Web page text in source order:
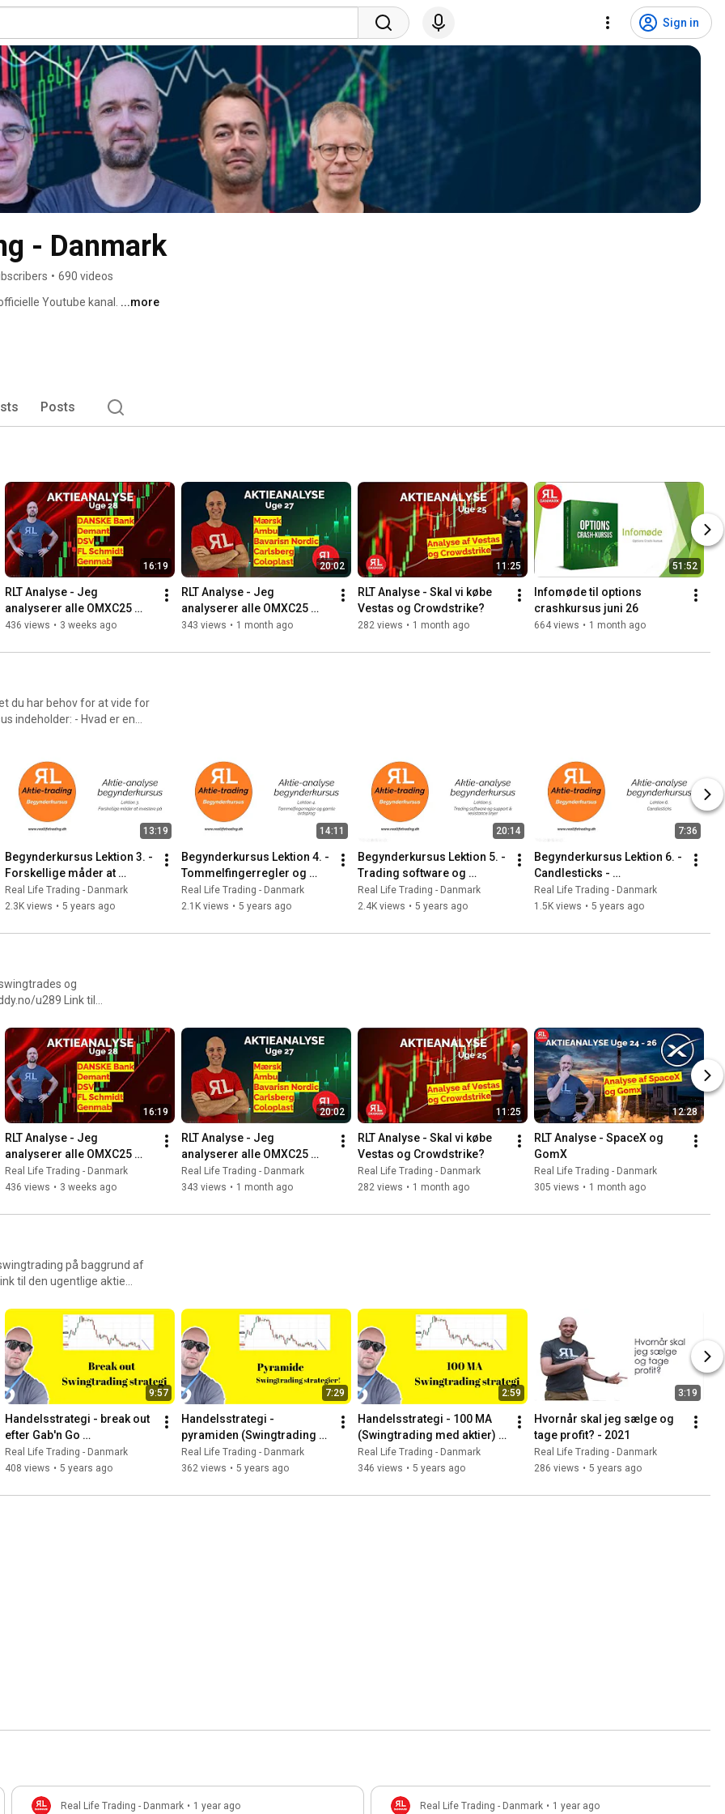
Sign in
- Danmark
• 690 videos
Youtube kanal. ...more
Posts
16:19
RLT Analyse - Jeg
analyserer alle OMXC25
aktierne i Juli!
436 views • 3 weeks ago
20:02
RLT Analyse - Jeg
analyserer alle OMXC25
aktierne i Juli!
343 views • 1 month ago
11:25
RLT Analyse - Skal vi købe
Vestas og Crowdstrike?
282 views • 1 month ago
51:52
Infomøde til options
crashkursus juni 26
664 views • 1 month ago
du har behov for at vide for
indeholder: - Hvad er en
Trapped og
penge og hvornår skal
ordrer i din børsmægler -
brokere - Tradingplanen
opnået på baggrund af
13:19
Begynderkursus Lektion 3. -
Forskellige måder at
investere på -
reallifetrading.dk
Real Life Trading - Danmark
2.3K views • 5 years ago
14:11
Begynderkursus Lektion 4. -
Tommelfingerregler og
ordsprog -
reallifetrading.dk
Real Life Trading - Danmark
2.1K views • 5 years ago
20:14
Begynderkursus Lektion 5. -
Trading software og
Support & Resistancelinjer -
reallifetrading.dk
Real Life Trading - Danmark
2.4K views • 5 years ago
7:36
Begynderkursus Lektion 6. -
Candlesticks -
reallifetrading.dk
Real Life Trading - Danmark
1.5K views • 5 years ago
og
serie er til
af anvendelse af
16:19
RLT Analyse - Jeg
analyserer alle OMXC25
aktierne i Juli!
Real Life Trading - Danmark
436 views • 3 weeks ago
20:02
RLT Analyse - Jeg
analyserer alle OMXC25
aktierne i Juli!
Real Life Trading - Danmark
343 views • 1 month ago
11:25
RLT Analyse - Skal vi købe
Vestas og Crowdstrike?
Real Life Trading - Danmark
282 views • 1 month ago
12:28
RLT Analyse - SpaceX og
GomX
Real Life Trading - Danmark
305 views • 1 month ago
på baggrund af
fra denne video.
9:57
Handelsstrategi - break out
efter Gab'n Go
(Swingtrading med aktier)
2021
Real Life Trading - Danmark
408 views • 5 years ago
7:29
Handelsstrategi -
pyramiden (Swingtrading
med aktier) 2021
Real Life Trading - Danmark
362 views • 5 years ago
2:59
Handelsstrategi - 100 MA
(Swingtrading med aktier)
2021
Real Life Trading - Danmark
346 views • 5 years ago
3:19
Hvornår skal jeg sælge og
tage profit? - 2021
Real Life Trading - Danmark
286 views • 5 years ago
Real Life Trading - Danmark • 1 year ago Real Life Trading - Danmark • 1 year ago